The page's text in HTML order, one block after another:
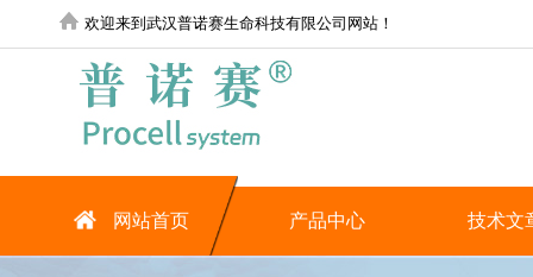
欢迎来到武汉普诺赛生命科技有限公司网站！
网站首页 产品中心 技术文